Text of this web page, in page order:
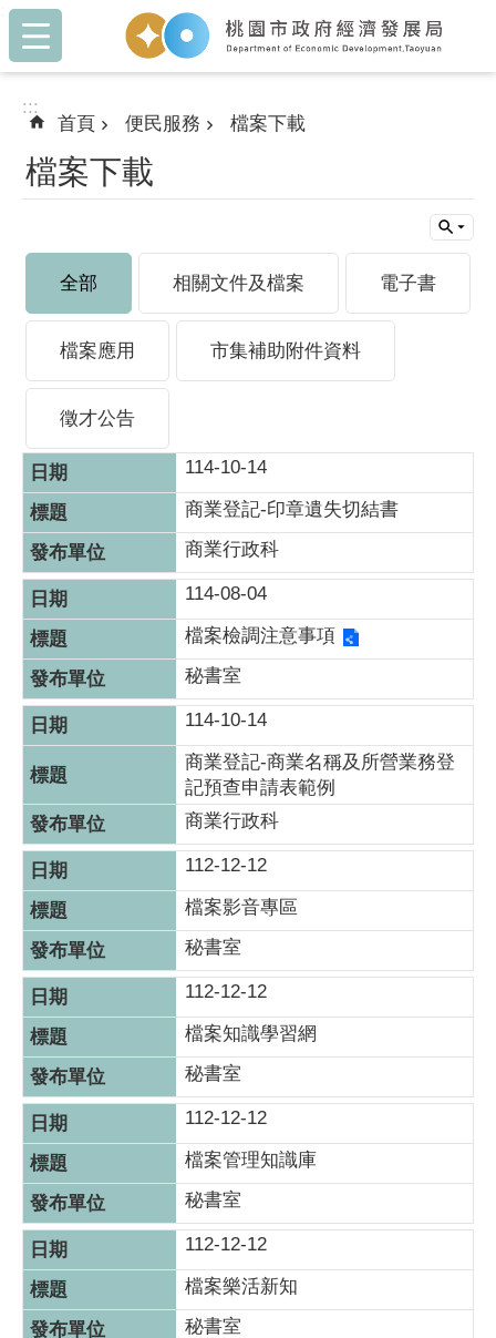
跳到主要內容區塊
:::
:::
首頁 便民服務 檔案下載
檔案下載
全部 相關文件及檔案 電子書
檔案應用 市集補助附件資料
徵才公告
114-10-14
商業登記-印章遺失切結書
商業行政科
114-08-04
檔案檢調注意事項
秘書室
114-10-14
商業登記-商業名稱及所營業務登
記預查申請表範例
商業行政科
112-12-12
檔案影音專區
秘書室
112-12-12
檔案知識學習網
秘書室
112-12-12
檔案管理知識庫
秘書室
112-12-12
檔案樂活新知
秘書室